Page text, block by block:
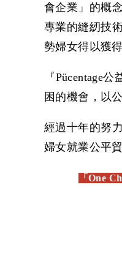
會企業」的概
專業的縫紉技
勢婦女得以獲
『Pücentage
困的機會，以
經過十年的努
婦女就業公平
「One